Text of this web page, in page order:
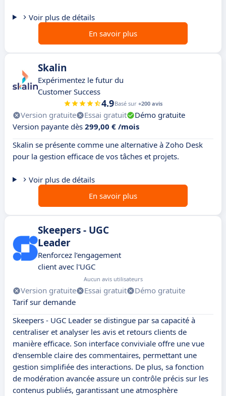
Voir plus de détails
En savoir plus
Skalin
Expérimentez le futur du
Customer Success
4.9Basé sur +200 avis
Version gratuite Essai gratuit
Démo gratuite
Version payante dès 299,00 € /mois
Skalin se présente comme une alternative à Zoho Desk
pour la gestion efficace de vos tâches et projets.
Voir plus de détails
En savoir plus
Skeepers - UGC
Leader
Renforcez l’engagement
client avec l'UGC
Aucun avis utilisateurs
Version gratuite Essai gratuit
Démo gratuite
Tarif sur demande
Skeepers - UGC Leader se distingue par sa capacité à
centraliser et analyser les avis et retours clients de
manière efficace. Son interface conviviale offre une vue
d'ensemble claire des commentaires, permettant une
gestion simplifiée des interactions. De plus, sa fonction
de modération avancée assure un contrôle précis sur les
contenus publiés, garantissant une atmosphère